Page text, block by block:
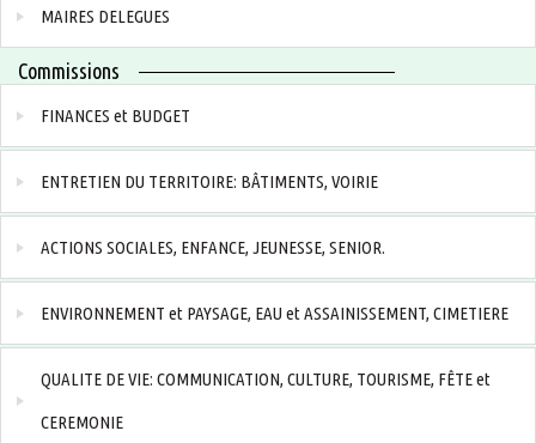
MAIRES DELEGUES
Commissions
FINANCES et BUDGET
ENTRETIEN DU TERRITOIRE: BÂTIMENTS, VOIRIE
ACTIONS SOCIALES, ENFANCE, JEUNESSE, SENIOR.
ENVIRONNEMENT et PAYSAGE, EAU et ASSAINISSEMENT, CIMETIERE
QUALITE DE VIE: COMMUNICATION, CULTURE, TOURISME, FÊTE et
CEREMONIE